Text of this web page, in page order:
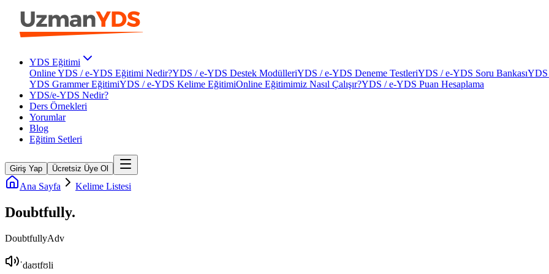
YDS Eğitimi
Online YDS / e-YDS Eğitimi Nedir?YDS / e-YDS Destek ModülleriYDS / e-YDS Deneme TestleriYDS / e-YDS Soru BankasıYDS
YDS Grammer EğitimiYDS / e-YDS Kelime EğitimiOnline Eğitimimiz Nasıl Çalışır?YDS / e-YDS Puan Hesaplama
YDS/e-YDS Nedir?
Ders Örnekleri
Yorumlar
Blog
Eğitim Setleri
Giriş Yap Ücretsiz Üye Ol
Ana Sayfa Kelime Listesi
Doubtfully.
DoubtfullyAdv
ˈdaʊtfʊli